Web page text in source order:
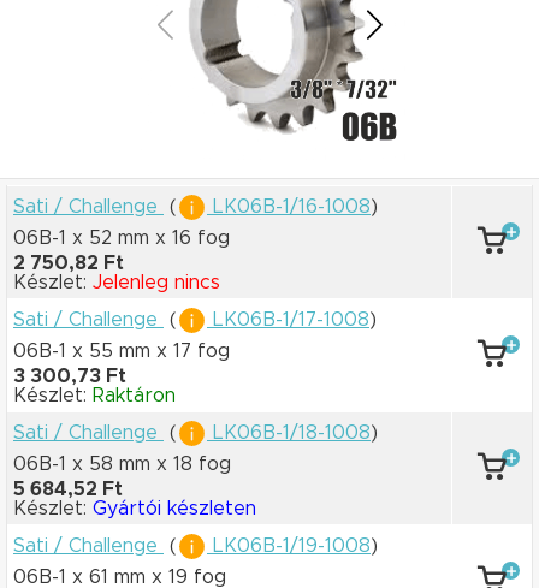
Sati / Challenge ( LK06B-1/16-1008)
06B-1 x 52 mm x 16 fog
2 750,82 Ft
Készlet: Jelenleg nincs
Sati / Challenge
( LK06B-1/17-1008)
06B-1 x 55 mm x 17 fog
3 300,73 Ft
Készlet: Raktáron
Sati / Challenge
( LK06B-1/18-1008)
06B-1 x 58 mm x 18 fog
5 684,52 Ft
Készlet: Gyártói készleten
Sati / Challenge
( LK06B-1/19-1008)
06B-1 x 61 mm x 19 fog